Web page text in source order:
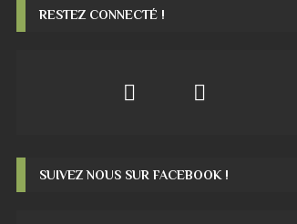
RESTEZ CONNECTÉ !
SUIVEZ NOUS SUR FACEBOOK !